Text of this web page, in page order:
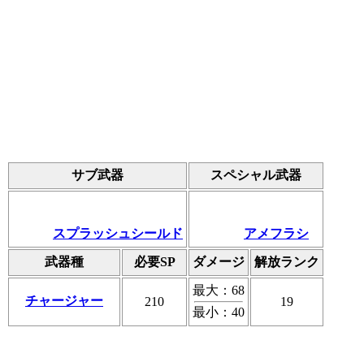
サブ武器 スペシャル武器
スプラッシュシールド アメフラシ
武器種 必要SP ダメージ 解放ランク
チャージャー 210
最大：68
最小：40
19